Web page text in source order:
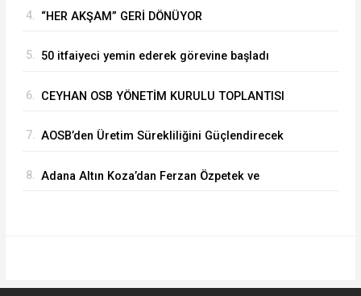
4. “HER AKŞAM” GERİ DÖNÜYOR
5. 50 itfaiyeci yemin ederek görevine başladı
6. CEYHAN OSB YÖNETİM KURULU TOPLANTISI
7. ⁠AOSB’den Üretim Sürekliliğini Güçlendirecek
8. Adana Altın Koza’dan Ferzan Özpetek ve